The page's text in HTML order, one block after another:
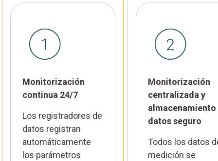
Monitorización
continua 24/7
Los registradores de
datos registran
automáticamente
los parámetros
Monitorización
centralizada y
almacenamiento
datos seguro
Todos los datos
medición se